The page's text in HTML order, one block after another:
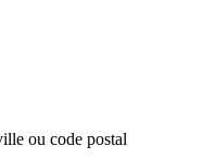
ou code postal